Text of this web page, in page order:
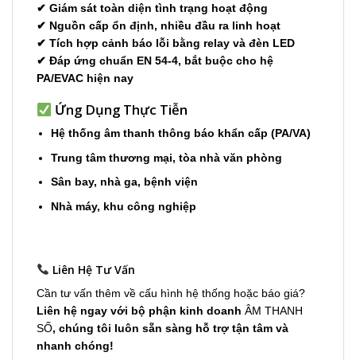
✔ Giám sát toàn diện tình trạng hoạt động
✔ Nguồn cấp ổn định, nhiều đầu ra linh hoạt
✔ Tích hợp cảnh báo lỗi bằng relay và đèn LED
✔ Đáp ứng chuẩn EN 54-4, bắt buộc cho hệ
PA/EVAC hiện nay
Ứng Dụng Thực Tiễn
Hệ thống âm thanh thông báo khẩn cấp (PA/VA)
Trung tâm thương mại, tòa nhà văn phòng
Sân bay, nhà ga, bệnh viện
Nhà máy, khu công nghiệp
Liên Hệ Tư Vấn
Cần tư vấn thêm về cấu hình hệ thống hoặc báo giá?
Liên hệ ngay với bộ phận kinh doanh ÂM THANH
SỐ, chúng tôi luôn sẵn sàng hỗ trợ tận tâm và
nhanh chóng!